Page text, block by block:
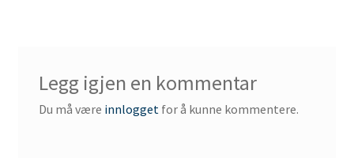
Legg igjen en kommentar
Du må være innloggetfor å kunne kommentere.